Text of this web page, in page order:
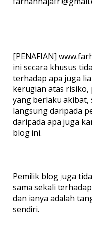
[PENAFIAN]
ini secara khusus
terhadap apa juga
kerugian atas risiko,
yang berlaku akibat,
langsung daripada
daripada apa juga
blog ini.
Pemilik blog juga
sama sekali
dan ianya adalah
sendiri.